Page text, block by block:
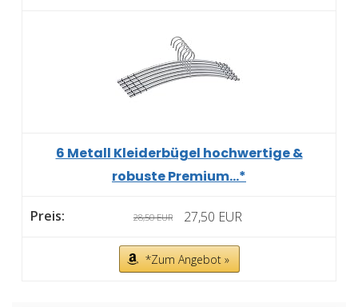
6 Metall Kleiderbügel hochwertige &
robuste Premium...*
28,50 EUR 27,50 EUR
*Zum Angebot »